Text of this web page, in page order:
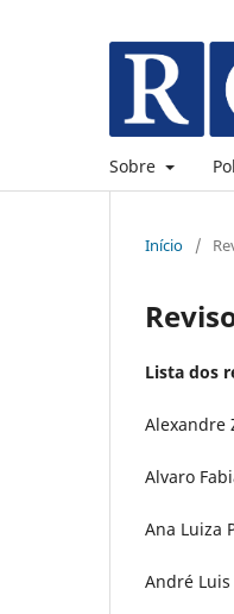
Sobre
Início /
Lista dos
Alexandre
Alvaro
Ana Luiza
André